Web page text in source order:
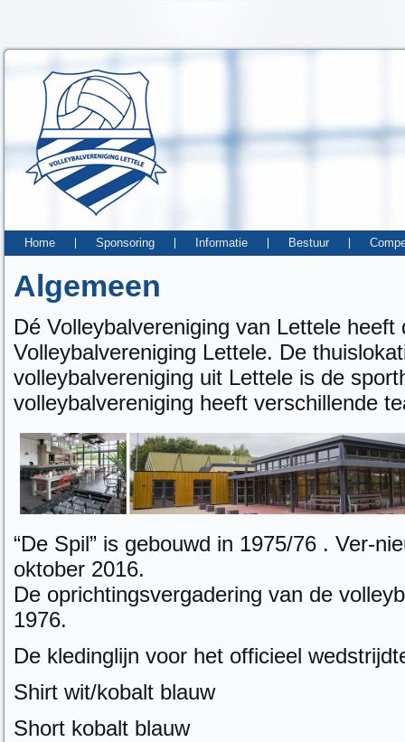
Home Sponsoring Informatie Bestuur
Algemeen
Dé Volleybalvereniging van Lettele
Volleybalvereniging Lettele. De
volleybalvereniging uit Lettele is de
volleybalvereniging heeft verschillende
“De Spil” is gebouwd in 1975/76 . Ver-
oktober 2016.
De oprichtingsvergadering van de
1976.
De kledinglijn voor het officieel
Shirt wit/kobalt blauw
Short kobalt blauw